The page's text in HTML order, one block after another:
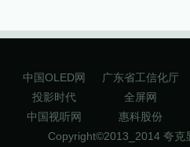
中国OLED网
广东省工信化厅
投影时代
全屏网
中国视听网
惠科股份
Copyright©2013_2014 夸克